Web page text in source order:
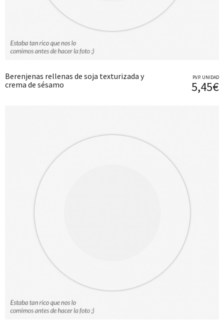
Berenjenas rellenas de soja texturizada y
crema de sésamo
P.V.P. UNIDAD
5,45€